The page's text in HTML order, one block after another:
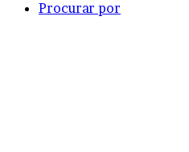
Procurar por